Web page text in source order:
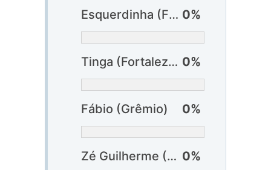
Esquerdinha (Fluminense) 0%
Tinga (Fortaleza) 0%
Fábio (Grêmio) 0%
Zé Guilherme (Grêmio) 0%